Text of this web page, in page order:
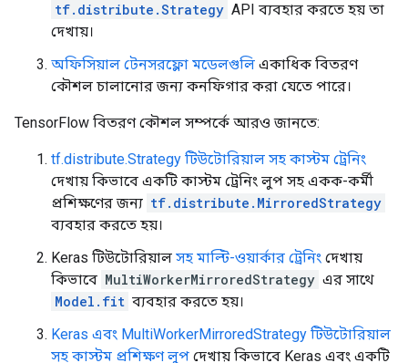
tf.distribute.Strategy API ব্যবহার করতে হয় তা
দেখায়।
অফিসিয়াল টেনসরফ্লো মডেলগুলি একাধিক বিতরণ
কৌশল চালানোর জন্য কনফিগার করা যেতে পারে।
TensorFlow বিতরণ কৌশল সম্পর্কে আরও জানতে:
tf.distribute.Strategy টিউটোরিয়াল সহ কাস্টম ট্রেনিং
দেখায় কিভাবে একটি কাস্টম ট্রেনিং লুপ সহ একক-কর্মী
প্রশিক্ষণের জন্য tf.distribute.MirroredStrategy
ব্যবহার করতে হয়।
Keras টিউটোরিয়াল সহ মাল্টি-ওয়ার্কার ট্রেনিং দেখায়
কিভাবে MultiWorkerMirroredStrategy এর সাথে
Model.fit ব্যবহার করতে হয়।
Keras এবং MultiWorkerMirroredStrategy টিউটোরিয়াল
সহ কাস্টম প্রশিক্ষণ লুপ দেখায় কিভাবে Keras এবং একটি